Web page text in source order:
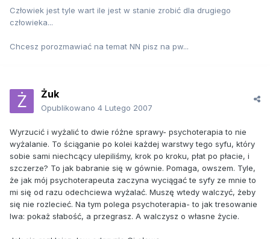
Człowiek jest tyle wart ile jest w stanie zrobić dla drugiego
człowieka...
Chcesz porozmawiać na temat NN pisz na pw...
Żuk
Opublikowano 4 Lutego 2007
Wyrzucić i wyżalić to dwie różne sprawy- psychoterapia to nie
wyżalanie. To ściąganie po kolei każdej warstwy tego syfu, który
sobie sami niechcący ulepiliśmy, krok po kroku, płat po płacie, i
szczerze? To jak babranie się w gównie. Pomaga, owszem. Tyle,
że jak mój psychoterapeuta zaczyna wyciągać te syfy ze mnie to
mi się od razu odechciewa wyżalać. Muszę wtedy walczyć, żeby
się nie rozlecieć. Na tym polega psychoterapia- to jak tresowanie
lwa: pokaż słabość, a przegrasz. A walczysz o własne życie.